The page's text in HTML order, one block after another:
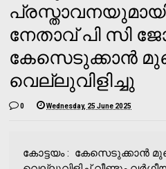
നേതാവ് പി സി
കേസെടുക്കാൻ
വെല്ലുവിളിച്ചു
0 Wednesday, 25 June 2025
കോട്ടയം : കേസെടുക്കാൻ